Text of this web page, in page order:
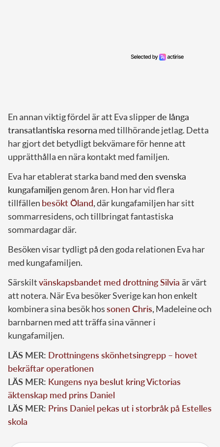
En annan viktig fördel är att Eva slipperde långa
transatlantiska resorna med tillhörande jetlag. Detta
har gjort det betydligt bekvämare för henne att
upprätthålla en nära kontakt med familjen.
Eva har etablerat starka band medden svenska
kungafamiljen genom åren. Hon har vid flera
tillfällen besökt Öland,där kungafamiljen har sitt
sommarresidens, och tillbringat fantastiska
sommardagar där.
Besöken visar tydligt på den goda relationen Eva har
med kungafamiljen.
Särskiltvänskapsbandet med drottning Silvia är värt
att notera. När Eva besöker Sverige kan hon enkelt
kombinera sina besök hossonen Chris, Madeleine och
barnbarnen med att träffa sina vänner i
kungafamiljen.
LÄS MER: Drottningens skönhetsingrepp – hovet
bekräftar operationen
LÄS MER: Kungens nya beslut kring Victorias
äktenskap med prins Daniel
LÄS MER: Prins Daniel pekas ut i storbråk på Estelles
skola